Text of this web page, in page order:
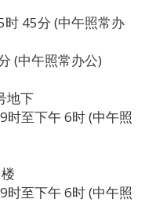
45分 (中午照常办
(中午照常办公)
地下
时至下午 6时 (中午照
时至下午 6时 (中午照